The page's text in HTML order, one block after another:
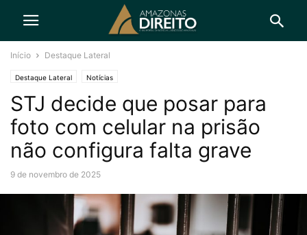
Início Destaque Lateral
Destaque Lateral Notícias
STJ decide que posar para
foto com celular na prisão
não configura falta grave
9 de novembro de 2025